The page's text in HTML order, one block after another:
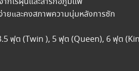
ายและคงสภาพความนุ่มหลังการซัก
ฟุต (Twin ), 5 ฟุต (Queen), 6 ฟุต